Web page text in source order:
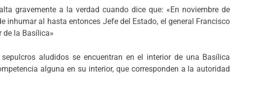
gravemente a la verdad cuando dice que: «En noviembre de
inhumar al hasta entonces Jefe del Estado, el general Francisco
de la Basílica»
aludidos se encuentran en el interior de una Basílica
alguna en su interior, que corresponden a la autoridad